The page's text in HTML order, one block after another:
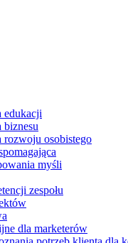
edukacji
osobistego
myśli
zespołu
dla marketerów